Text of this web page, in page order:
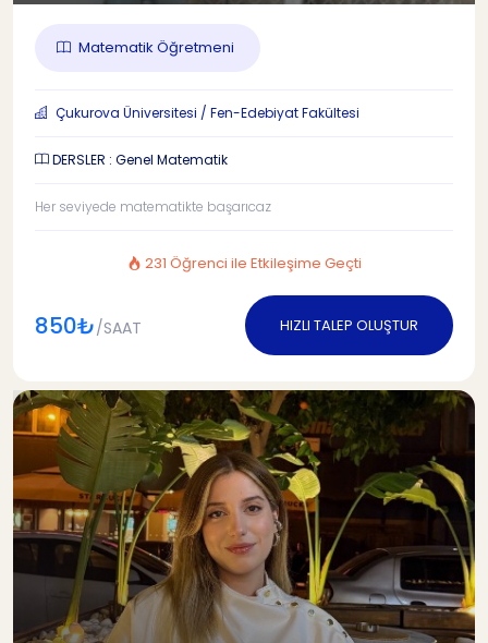
Matematik Öğretmeni
Çukurova Üniversitesi / Fen-Edebiyat Fakültesi
DERSLER : Genel Matematik
Her seviyede matematikte başarıcaz
231 Öğrenci ile Etkileşime Geçti
850₺/SAAT HIZLI TALEP OLUŞTUR